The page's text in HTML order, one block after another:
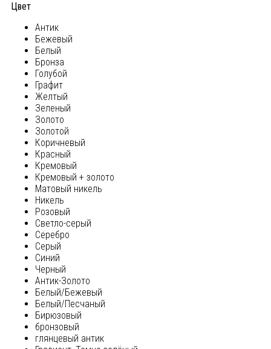
Цвет
Антик
Бежевый
Белый
Бронза
Голубой
Графит
Желтый
Зеленый
Золото
Золотой
Коричневый
Красный
Кремовый
Кремовый + золото
Матовый никель
Никель
Розовый
Светло-серый
Серебро
Серый
Синий
Черный
Антик-Золото
Белый/Бежевый
Белый/Песчаный
Бирюзовый
бронзовый
глянцевый антик